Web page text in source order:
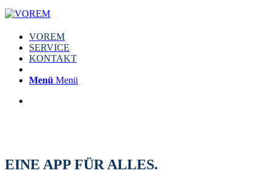
VOREM
SERVICE
KONTAKT
Menü Menü
EINE APP FÜR ALLES.